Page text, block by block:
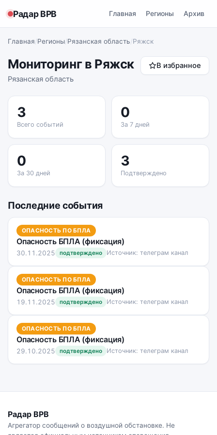
Радар ВРВ Главная Регионы Архив
Главная/Регионы/Рязанская область/Ряжск
Мониторинг в Ряжск
Рязанская область
В избранное
3
Всего событий
0
За 7 дней
0
За 30 дней
3
Подтверждено
Последние события
ОПАСНОСТЬ ПО БПЛА
Опасность БПЛА (фиксация)
30.11.2025 подтверждено Источник: телеграм канал
ОПАСНОСТЬ ПО БПЛА
Опасность БПЛА (фиксация)
19.11.2025 подтверждено Источник: телеграм канал
ОПАСНОСТЬ ПО БПЛА
Опасность БПЛА (фиксация)
29.10.2025 подтверждено Источник: телеграм канал
Радар ВРВ
Агрегатор сообщений о воздушной обстановке. Не